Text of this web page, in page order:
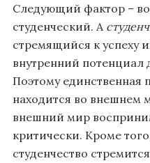
Следующий фактор –
студенческий. А
стремящийся к успеху
внутренний потенциал
Поэтому единственная
находится во внешнем
внешний мир
критически. Кроме
студенчество